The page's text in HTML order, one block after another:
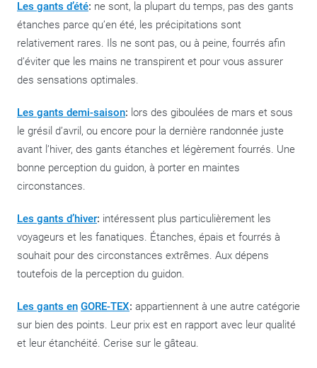
Les gants d’été: ne sont, la plupart du temps, pas des gants
étanches parce qu’en été, les précipitations sont
relativement rares. Ils ne sont pas, ou à peine, fourrés afin
d’éviter que les mains ne transpirent et pour vous assurer
des sensations optimales.
Les gants demi-saison: lors des giboulées de mars et sous
le grésil d’avril, ou encore pour la dernière randonnée juste
avant l’hiver, des gants étanches et légèrement fourrés. Une
bonne perception du guidon, à porter en maintes
circonstances.
Les gants d’hiver: intéressent plus particulièrement les
voyageurs et les fanatiques. Étanches, épais et fourrés à
souhait pour des circonstances extrêmes. Aux dépens
toutefois de la perception du guidon.
Les gants en GORE-TEX: appartiennent à une autre catégorie
sur bien des points. Leur prix est en rapport avec leur qualité
et leur étanchéité. Cerise sur le gâteau.